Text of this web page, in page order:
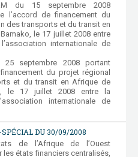
RM du 15 septembre 2008
l’accord de financement du
des transports et du transit en
le 17 juillet 2008 entre
internationale de
25 septembre 2008 portant
du projet régional
et du transit en Afrique de
le 17 juillet 2008 entre la
internationale de
DU 30/09/2008
de l’Afrique de l’Ouest
les états financiers centralisés,